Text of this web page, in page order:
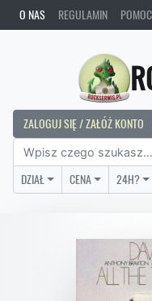
O NAS REGULAMIN POMOC
ZALOGUJ SIĘ / ZAŁÓŻ KONTO
DZIAŁ CENA 24H?